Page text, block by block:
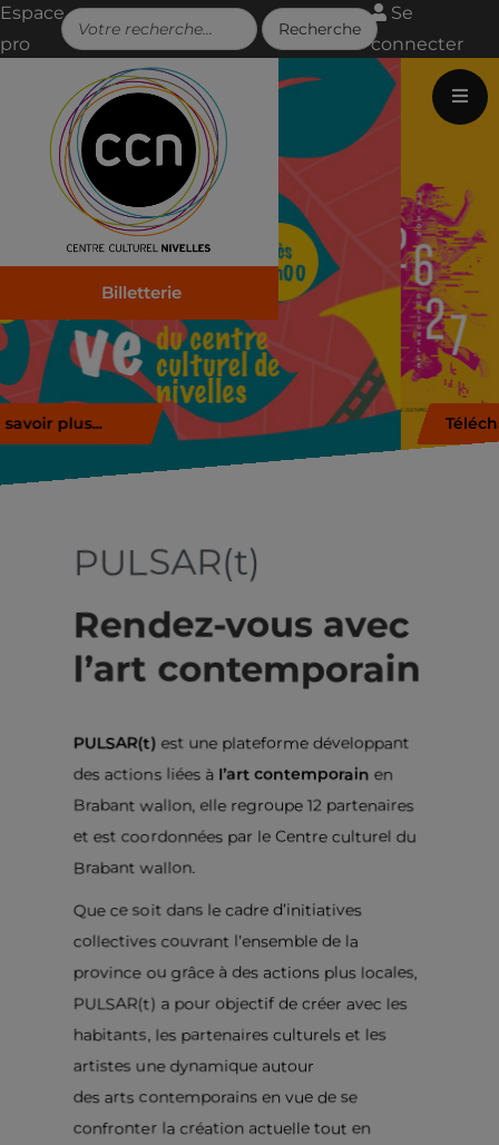
Espace
pro
Se
connecter
Billetterie
Télécharger la brochure
PULSAR(t)
Rendez-vous avec
l’art contemporain
PULSAR(t) est une plateforme développant
des actions liées à l’art contemporain en
Brabant wallon, elle regroupe 12 partenaires
et est coordonnées par le Centre culturel du
Brabant wallon.
Que ce soit dans le cadre d’initiatives
collectives couvrant l’ensemble de la
province ou grâce à des actions plus locales,
PULSAR(t) a pour objectif de créer avec les
habitants, les partenaires culturels et les
artistes une dynamique autour
des arts contemporains en vue de se
confronter la création actuelle tout en